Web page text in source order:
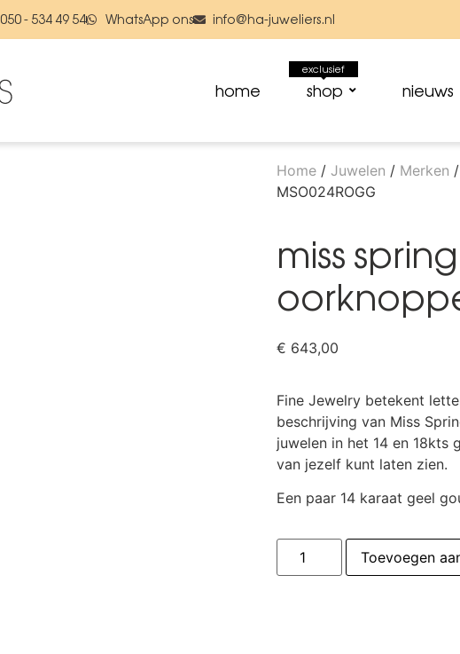
050 - 534 49 54 WhatsApp ons info@ha-juweliers.nl
home shop
exclusief
nieuws
Home / Juwelen / Merken
MSO024ROGG
miss
€ 643,00
Fine Jewelry betekent
beschrijving van Miss
juwelen in het 14 en 18kts
van jezelf kunt laten zien.
Een paar 14 karaat geel
Toevoegen